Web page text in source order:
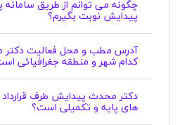
چگونه می توانم از طریق سامانه
پیدایش نوبت بگیرم؟
آدرس مطب و محل فعالیت
کدام شهر و منطقه جغرافیائی
دکتر محدث پیدایش طرف
های پایه و تکمیلی است؟